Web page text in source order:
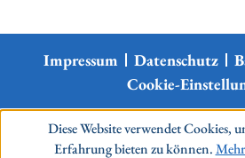
Impressum Datenschutz
Cookie-
Diese Website verwendet Cookies,
Erfahrung bieten zu können.